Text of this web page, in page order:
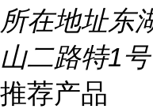
所在地址东
山二路特1号
推荐产品